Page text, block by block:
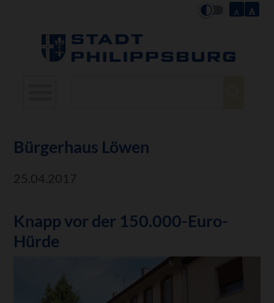
Bürgerhaus Löwen
25.04.2017
Knapp vor der 150.000-Euro-
Hürde